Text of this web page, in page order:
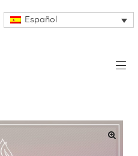
Español